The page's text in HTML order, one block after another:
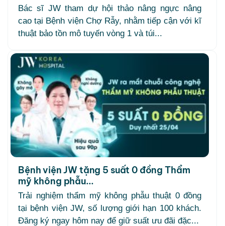
Bác sĩ JW tham dự hội thảo nâng ngực nâng
cao tại Bệnh viện Chợ Rẫy, nhằm tiếp cận với kĩ
thuật bảo tồn mô tuyến vòng 1 và túi...
Bệnh viện JW tặng 5 suất 0 đồng Thẩm
mỹ không phẫu...
Trải nghiệm thẩm mỹ không phẫu thuật 0 đồng
tại bệnh viện JW, số lượng giới hạn 100 khách.
Đăng ký ngay hôm nay để giữ suất ưu đãi đặc...